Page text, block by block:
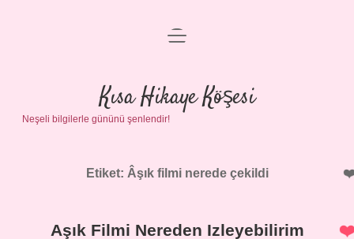
Anasayfa
Gizlilik Politikası
Yasal Uyarı
menüyü
Kısa Hikaye Köşesi
Neşeli bilgilerle gününü şenlendir!
Etiket: Âşık filmi nerede çekildi
Aşık Filmi Nereden Izleyebilirim